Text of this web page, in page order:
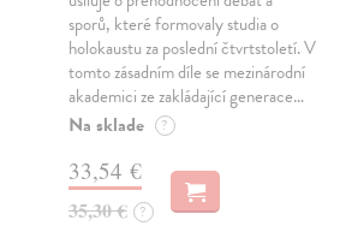
sporů, které formovaly studia o
holokaustu za poslední čtvrtstoletí. V
tomto zásadním díle se mezinárodní
akademici ze zakládající generace…
Na sklade ?
33,54 €
35,30 € ?